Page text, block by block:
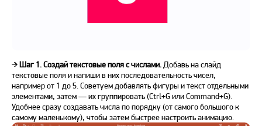
➔Шаг 1. Создай текстовые поля с числами. Добавь на слайд
текстовые поля и напиши в них последовательность чисел,
например от 1 до 5. Советуем добавлять фигуры и текст отдельными
элементами, затем — их группировать (Ctrl+G или Command+G).
Удобнее сразу создавать числа по порядку (от самого большого к
самому маленькому), чтобы затем быстрее настроить анимацию.